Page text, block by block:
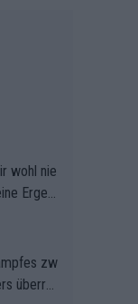
wohl nie
Ergeb
zw
überras